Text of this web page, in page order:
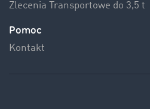
Zlecenia Transportowe do 3,5 t
Pomoc
Kontakt